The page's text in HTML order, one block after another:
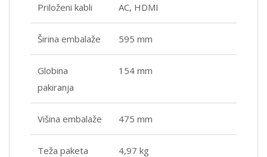
Priloženi kabli AC, HDMI
Širina embalaže 595 mm
Globina
pakiranja
154 mm
Višina embalaže 475 mm
Teža paketa 4,97 kg